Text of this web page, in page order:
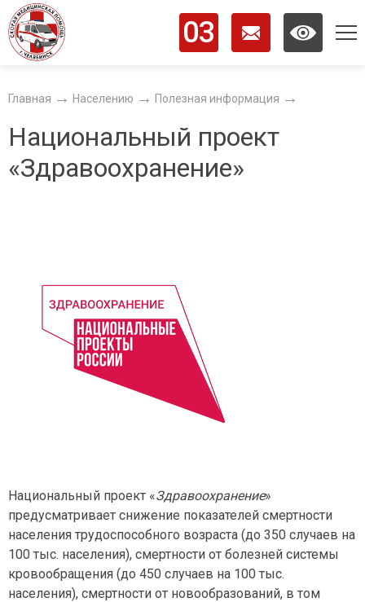
03
ОБЩИЕ СВЕДЕНИЯ
ИНФОРМАЦИЯ
НАСЕЛЕНИЮ
КРУГЛОСУТОЧНО
CПИСОК НОМЕРОВ
03
Главная Населению Полезная информация
Национальный проект
«Здравоохранение»
Национальный проект «Здравоохранение»
предусматривает снижение показателей смертности
населения трудоспособного возраста (до 350 случаев на
100 тыс. населения), смертности от болезней системы
кровообращения (до 450 случаев на 100 тыс.
населения), смертности от новообразований, в том